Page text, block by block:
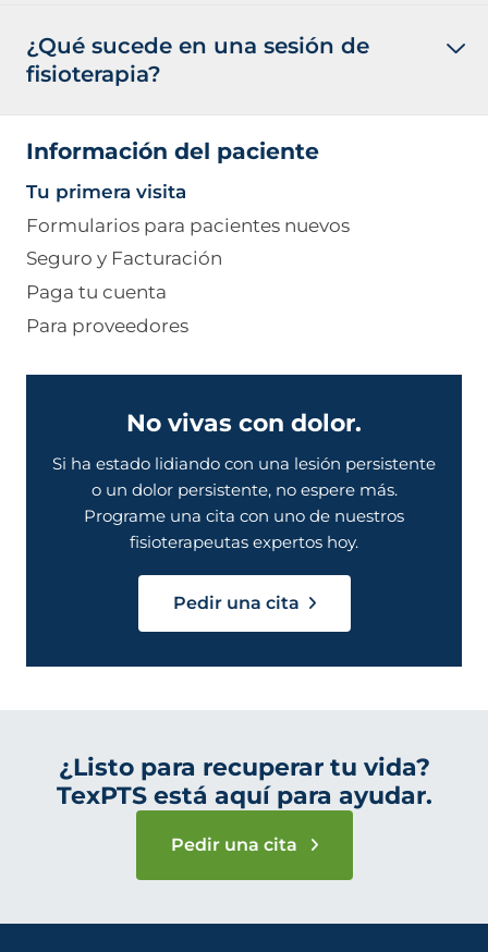
¿Qué sucede en una sesión de
fisioterapia?
Información del paciente
Tu primera visita
Formularios para pacientes nuevos
Seguro y Facturación
Paga tu cuenta
Para proveedores
No vivas con dolor.
Si ha estado lidiando con una lesión persistente
o un dolor persistente, no espere más.
Programe una cita con uno de nuestros
fisioterapeutas expertos hoy.
Pedir una cita
¿Listo para recuperar tu vida?
TexPTS está aquí para ayudar.
Pedir una cita